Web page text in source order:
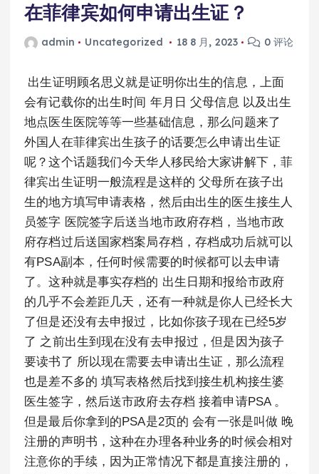
在菲律宾如何申请出生证？
admin Uncategorized 18 8 月, 2023 0 评论
出生证明顾名思义就是证明你出生的信息，上面
会有记载你的出生时间 年月日 父母信息 以及出生
地点医生医院等等一些基础信息，那么问题来了
外国人在菲律宾出生孩子的话要怎么申请出生证
呢？这个话题我们今天华人移民给大家讲解下，菲
律宾出生证明一般流程是这样的 父母所在孩子出
生的地方填写申请表格，然后由出生的医生接生人
员签字 医院签字后送当地市政府存档，当地市政
府存档过后送国家档案局存档，存档成功后就可以
有PSA副本，任何时候需要的时候都可以去申请
了。这种就是事实存档的 出生日期和报给市政府
的几乎不会差距几天，还有一种就是你人已经长大
了但是还没有去申报过，比如你孩子现在已经5岁
了 之前出生到现在没有去申报过，但是因为孩子
要读书了 所以现在需要去申请出生证，那么流程
也是差不多的 填写表格然后找到接生机构接生婆
医生签字，然后送市政府去存档 接着申请PSA 。
但是最后你拿到的PSA是2页的 会有一张是叫做 晚
注册的声明书，这种在办理各种业务的时候会相对
注意你的手续，因为正常情况下都是直接注册的，